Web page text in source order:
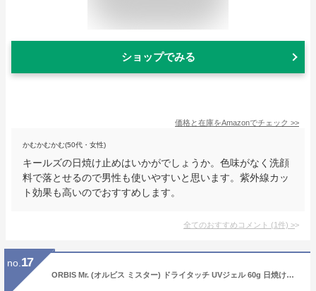
ショップでみる
価格と在庫をAmazonでチェック >>
かむかむかむ(50代・女性)
キールズの日焼け止めはいかがでしょうか。色味がなく洗顔
料で落とせるので男性も使いやすいと思います。紫外線カッ
ト効果も高いのでおすすめします。
全てのおすすめコメント (1件) >
no. 17
ORBIS Mr. (オルビス ミスター) ドライタッチ UVジェル 60g 日焼け止め メンズ (SPF50+ / PA++++) 塗るあぶらとり紙発想 男性 女性